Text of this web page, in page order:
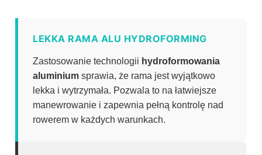
LEKKA RAMA ALU HYDROFORMING
Zastosowanie technologii hydroformowania
aluminium sprawia, że rama jest wyjątkowo
lekka i wytrzymała. Pozwala to na łatwiejsze
manewrowanie i zapewnia pełną kontrolę nad
rowerem w każdych warunkach.